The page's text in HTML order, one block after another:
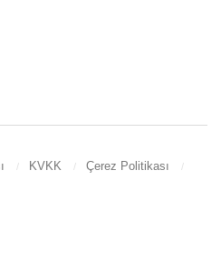
KVKK
Çerez Politikası